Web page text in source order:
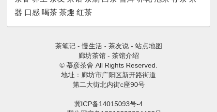
器 口感 喝茶 茶趣 红茶
茶笔记-慢生活- 茶友说- 站点地图
廊坊茶馆- 茶馆介绍
© 慕彦茶舍 All Rights Reserved.
地址：廊坊市广阳区新开路街道
第二大街北内街c座90号
冀ICP备14015093号-4